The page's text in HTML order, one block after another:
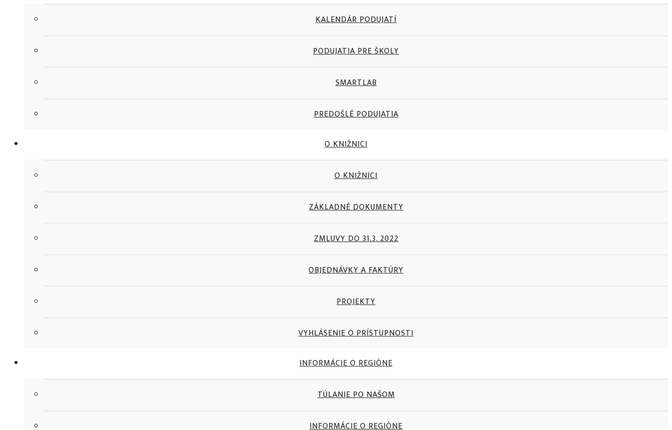
KALENDÁR PODUJATÍ
PODUJATIA PRE ŠKOLY
SMARTLAB
PREDOŠLÉ PODUJATIA
O KNIŽNICI
O KNIŽNICI
ZÁKLADNÉ DOKUMENTY
ZMLUVY DO 31.3. 2022
OBJEDNÁVKY A FAKTÚRY
PROJEKTY
VYHLÁSENIE O PRÍSTUPNOSTI
INFORMÁCIE O REGIÓNE
TÚLANIE PO NAŠOM
INFORMÁCIE O REGIÓNE